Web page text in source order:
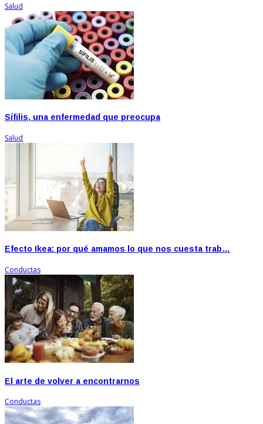
Salud
Sífilis, una enfermedad que preocupa
Salud
Efecto Ikea: por qué amamos lo que nos cuesta trab…
Conductas
El arte de volver a encontrarnos
Conductas